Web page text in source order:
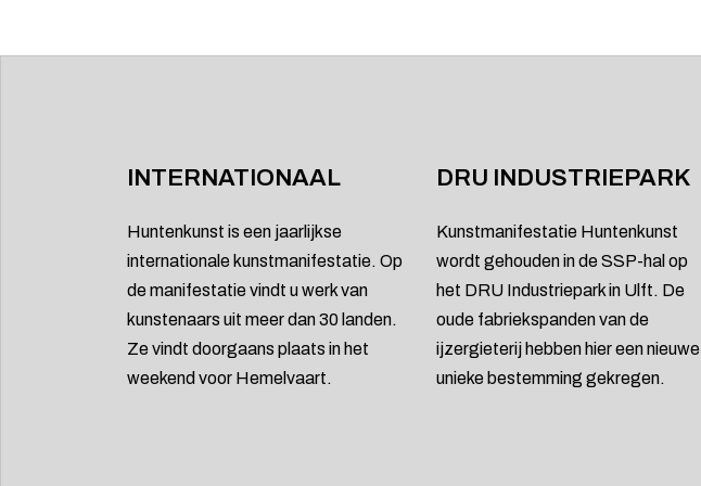
INTERNATIONAAL
Huntenkunst is een jaarlijkse
internationale kunstmanifestatie. Op
de manifestatie vindt u werk van
kunstenaars uit meer dan 30 landen.
Ze vindt doorgaans plaats in het
weekend voor Hemelvaart.
DRU INDUSTRIEPARK
Kunstmanifestatie Huntenkunst
wordt gehouden in de SSP-hal op
het DRU Industriepark in Ulft. De
oude fabriekspanden van de
ijzergieterij hebben hier een nieuwe
unieke bestemming gekregen.